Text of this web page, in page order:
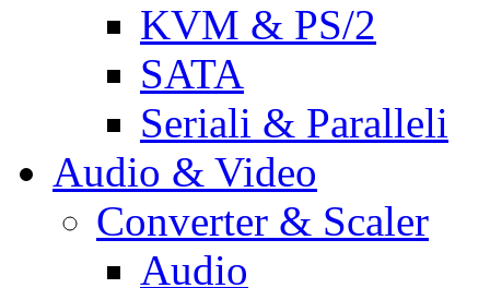
KVM & PS/2
SATA
Seriali & Paralleli
Audio & Video
Converter & Scaler
Audio